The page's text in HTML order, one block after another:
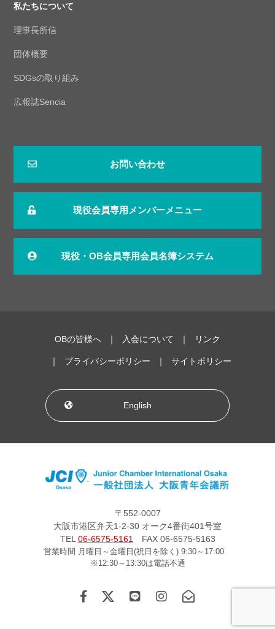
私たちについて
理事長所信
団体概要
SDGsの取り組み
広報誌Sencia
お問い合わせ
現役会員専用メンバーメニュー
現役・OB会員専用会員名簿システム
OBの皆様へ 入会について リンク
プライバシーポリシー サイトポリシー
English
〒552-0007
大阪市港区弁天1-2-30 オーク4番街401号室
TEL06-6575-5161FAX 06-6575-5163
営業時間 月曜日～金曜日(祝日を除く) 9:30～17:00
※12:30～13:30は電話不通